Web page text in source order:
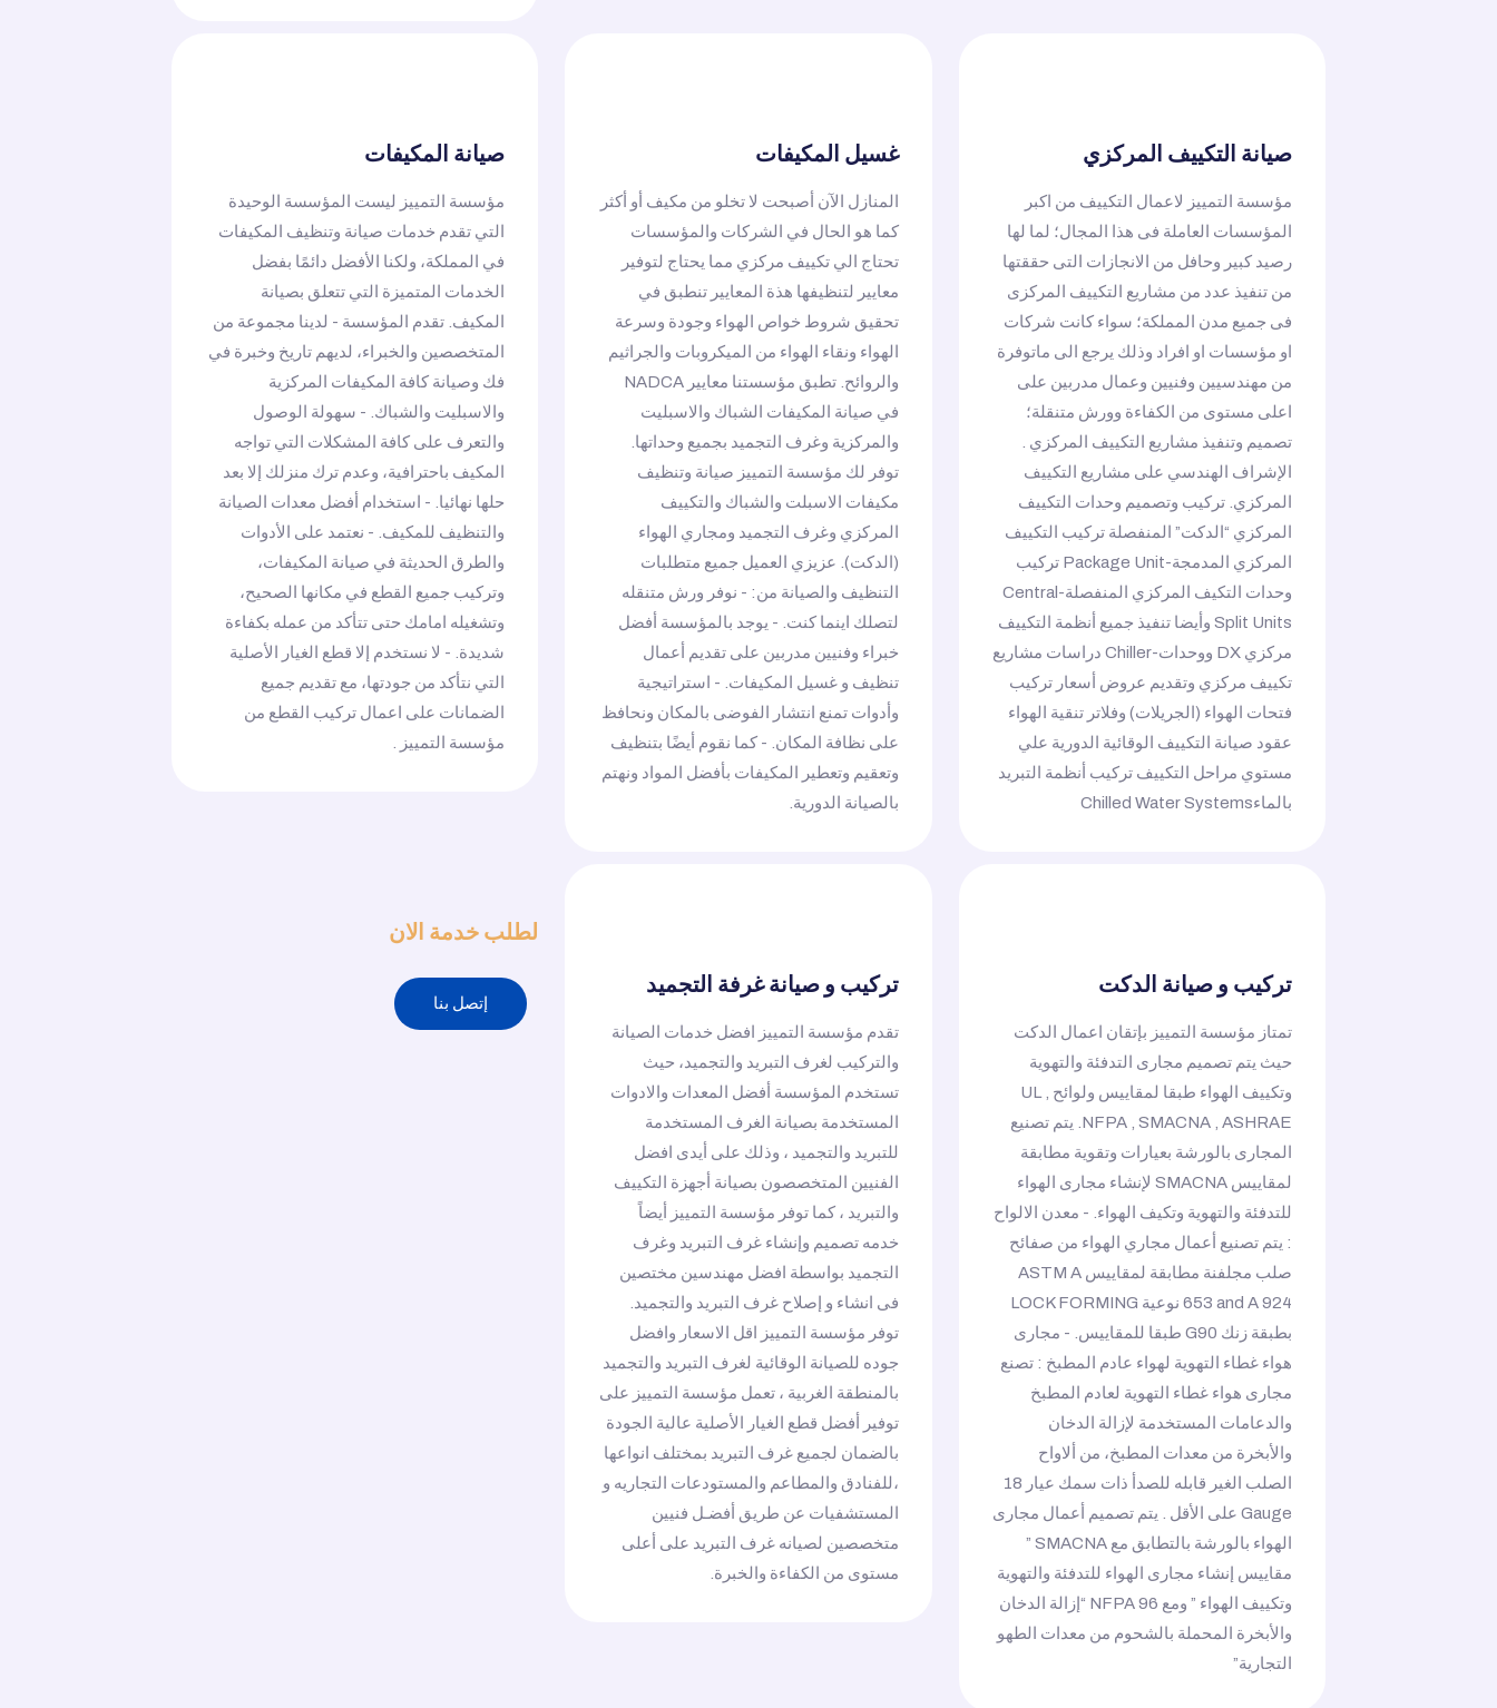
صيانة التكييف المركزي
مؤسسة التمييز لاعمال التكييف من اكبر
المؤسسات العاملة فى هذا المجال؛ لما لها
رصيد كبير وحافل من الانجازات التى حققتها
من تنفيذ عدد من مشاريع التكييف المركزى
فى جميع مدن المملكة؛ سواء كانت شركات
او مؤسسات او افراد وذلك يرجع الى ماتوفرة
من مهندسيين وفنيين وعمال مدربين على
اعلى مستوى من الكفاءة وورش متنقلة؛
تصميم وتنفيذ مشاريع التكييف المركزي .
الإشراف الهندسي على مشاريع التكييف
المركزي. تركيب وتصميم وحدات التكييف
المركزي “الدكت” المنفصلة تركيب التكييف
المركزي المدمجة-Package Unit تركيب
وحدات التكيف المركزي المنفصلة-Central
Split Units وأيضا تنفيذ جميع أنظمة التكييف
مركزي DX ووحدات-Chiller دراسات مشاريع
تكييف مركزي وتقديم عروض أسعار تركيب
فتحات الهواء (الجريلات) وفلاتر تنقية الهواء
عقود صيانة التكييف الوقائية الدورية علي
مستوي مراحل التكييف تركيب أنظمة التبريد
بالماءChilled Water Systems
غسيل المكيفات
المنازل الآن أصبحت لا تخلو من مكيف أو أكثر
كما هو الحال في الشركات والمؤسسات
تحتاج الي تكييف مركزي مما يحتاج لتوفير
معايير لتنظيفها هذة المعايير تنطبق في
تحقيق شروط خواص الهواء وجودة وسرعة
الهواء ونقاء الهواء من الميكروبات والجراثيم
والروائح. تطبق مؤسستنا معايير NADCA
في صيانة المكيفات الشباك والاسبليت
والمركزية وغرف التجميد بجميع وحداتها.
توفر لك مؤسسة التمييز صيانة وتنظيف
مكيفات الاسبلت والشباك والتكييف
المركزي وغرف التجميد ومجاري الهواء
(الدكت). عزيزي العميل جميع متطلبات
التنظيف والصيانة من: - نوفر ورش متنقله
لتصلك اينما كنت. - يوجد بالمؤسسة أفضل
خبراء وفنيين مدربين على تقديم أعمال
تنظيف و غسيل المكيفات. - استراتيجية
وأدوات تمنع انتشار الفوضى بالمكان ونحافظ
على نظافة المكان. - كما نقوم أيضًا بتنظيف
وتعقيم وتعطير المكيفات بأفضل المواد ونهتم
بالصيانة الدورية.
صيانة المكيفات
مؤسسة التمييز ليست المؤسسة الوحيدة
التي تقدم خدمات صيانة وتنظيف المكيفات
في المملكة، ولكنا الأفضل دائمًا بفضل
الخدمات المتميزة التي تتعلق بصيانة
المكيف. تقدم المؤسسة - لدينا مجموعة من
المتخصصين والخبراء، لديهم تاريخ وخبرة في
فك وصيانة كافة المكيفات المركزية
والاسبليت والشباك. - سهولة الوصول
والتعرف على كافة المشكلات التي تواجه
المكيف باحترافية، وعدم ترك منزلك إلا بعد
حلها نهائيا. - استخدام أفضل معدات الصيانة
والتنظيف للمكيف. - نعتمد على الأدوات
والطرق الحديثة في صيانة المكيفات،
وتركيب جميع القطع في مكانها الصحيح،
وتشغيله امامك حتى تتأكد من عمله بكفاءة
شديدة. - لا نستخدم إلا قطع الغيار الأصلية
التي نتأكد من جودتها، مع تقديم جميع
الضمانات على اعمال تركيب القطع من
مؤسسة التمييز .
تركيب و صيانة الدكت
تمتاز مؤسسة التمييز بإتقان اعمال الدكت
حيث يتم تصميم مجارى التدفئة والتهوية
وتكييف الهواء طبقا لمقاييس ولوائح UL ,
NFPA , SMACNA , ASHRAE. يتم تصنيع
المجارى بالورشة بعيارات وتقوية مطابقة
لمقاييس SMACNA لإنشاء مجارى الهواء
للتدفئة والتهوية وتكيف الهواء. - معدن الالواح
: يتم تصنيع أعمال مجاري الهواء من صفائح
صلب مجلفنة مطابقة لمقاييس ASTM A
653 and A 924 نوعية LOCK FORMING
بطبقة زنك G90 طبقا للمقاييس. - مجارى
هواء غطاء التهوية لهواء عادم المطبخ : تصنع
مجارى هواء غطاء التهوية لعادم المطبخ
والدعامات المستخدمة لإزالة الدخان
والأبخرة من معدات المطبخ، من ألاواح
الصلب الغير قابله للصدأ ذات سمك عيار 18
Gauge على الأقل . يتم تصميم أعمال مجارى
الهواء بالورشة بالتطابق مع SMACNA ”
مقاييس إنشاء مجارى الهواء للتدفئة والتهوية
وتكييف الهواء ” ومع NFPA 96 “إزالة الدخان
والأبخرة المحملة بالشحوم من معدات الطهو
التجارية”
تركيب و صيانة غرفة التجميد
تقدم مؤسسة التمييز افضل خدمات الصيانة
والتركيب لغرف التبريد والتجميد، حيث
تستخدم المؤسسة أفضل المعدات والادوات
المستخدمة بصيانة الغرف المستخدمة
للتبريد والتجميد ، وذلك على أيدى افضل
الفنيين المتخصصون بصيانة أجهزة التكييف
والتبريد ، كما توفر مؤسسة التمييز أيضاً
خدمه تصميم وإنشاء غرف التبريد وغرف
التجميد بواسطة افضل مهندسين مختصين
فى انشاء و إصلاح غرف التبريد والتجميد.
توفر مؤسسة التمييز اقل الاسعار وافضل
جوده للصيانة الوقائية لغرف التبريد والتجميد
بالمنطقة الغربية ، تعمل مؤسسة التمييز على
توفير أفضل قطع الغيار الأصلية عالية الجودة
بالضمان لجميع غرف التبريد بمختلف انواعها
،للفنادق والمطاعم والمستودعات التجاريه و
المستشفيات عن طريق أفضـل فنيين
متخصصين لصيانه غرف التبريد على أعلى
مستوى من الكفاءة والخبرة.
لطلب خدمة الان
إتصل بنا